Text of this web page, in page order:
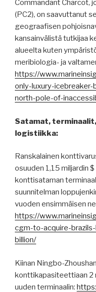
Commandant Charcot,
(PC2), on saavuttanut
geograafisen
kansainvälistä tutkijaa
alueelta kuten
meribiologia- ja
https://
only-luxury-
north-pole-of-
Satamat,
logistiikka:
Ranskalainen
osuuden 1,15 miljardin
konttisataman
suunnitelman
vuoden ensimmäisen
https://
cgm-to-acquire-
billion/
Kiinan Ningbo-
konttikapasiteettiaan 2
uuden terminaalin: